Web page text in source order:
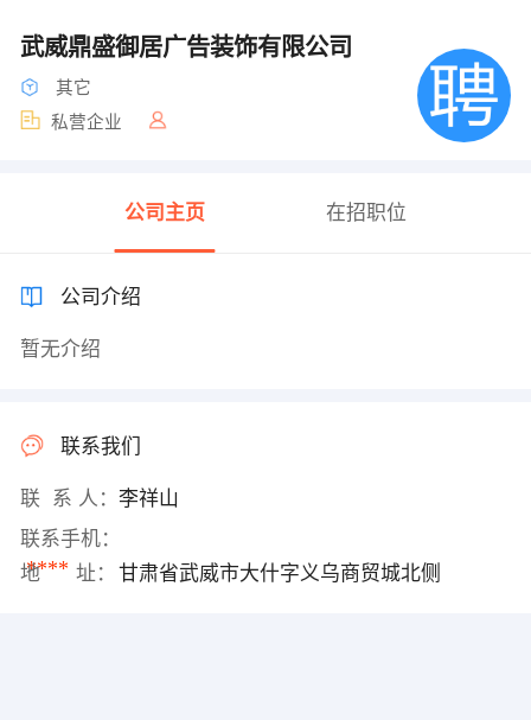
武威鼎盛御居广告装饰有限公司
其它
私营企业
公司主页 在招职位
公司介绍
暂无介绍
联系我们
联 系 人： 李祥山
联系手机：
****
地 址： 甘肃省武威市大什字义乌商贸城北侧